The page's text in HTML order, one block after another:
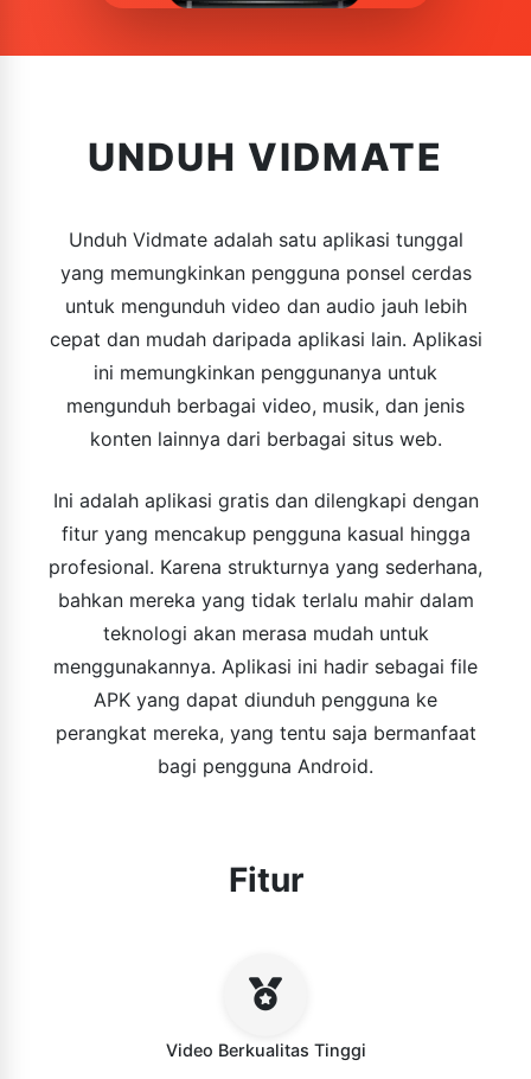
UNDUH VIDMATE
Unduh Vidmate adalah satu aplikasi tunggal
yang memungkinkan pengguna ponsel cerdas
untuk mengunduh video dan audio jauh lebih
cepat dan mudah daripada aplikasi lain. Aplikasi
ini memungkinkan penggunanya untuk
mengunduh berbagai video, musik, dan jenis
konten lainnya dari berbagai situs web.
Ini adalah aplikasi gratis dan dilengkapi dengan
fitur yang mencakup pengguna kasual hingga
profesional. Karena strukturnya yang sederhana,
bahkan mereka yang tidak terlalu mahir dalam
teknologi akan merasa mudah untuk
menggunakannya. Aplikasi ini hadir sebagai file
APK yang dapat diunduh pengguna ke
perangkat mereka, yang tentu saja bermanfaat
bagi pengguna Android.
Fitur
Video Berkualitas Tinggi